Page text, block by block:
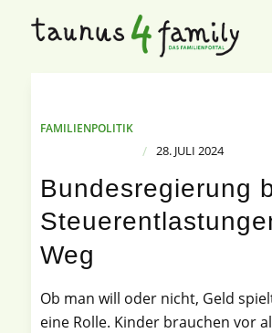
FAMILIENPOLITIK
/ 28. JULI 2024
Bundesregierung
Weg
Ob man will oder nicht, Geld
eine Rolle. Kinder brauchen vor